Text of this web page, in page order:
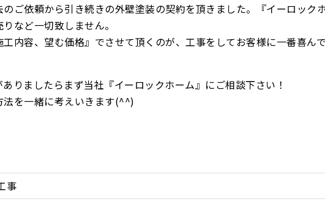
ご依頼から引き続きの外壁塗装の契約を頂きました。『イーロック
など一切致しません。
内容、望む価格』でさせて頂くのが、工事をしてお客様に一番喜ん
りましたらまず当社『イーロックホーム』にご相談下さい！
を一緒に考えいきます(^^)
事